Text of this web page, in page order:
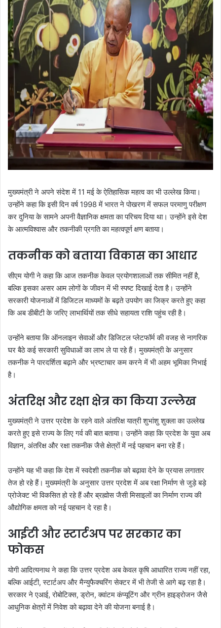
मुख्यमंत्री ने अपने संदेश में 11 मई के ऐतिहासिक महत्व का भी उल्लेख किया।
उन्होंने कहा कि इसी दिन वर्ष 1998 में भारत ने पोखरण में सफल परमाणु परीक्षण
कर दुनिया के सामने अपनी वैज्ञानिक क्षमता का परिचय दिया था। उन्होंने इसे देश
के आत्मविश्वास और तकनीकी प्रगति का महत्वपूर्ण क्षण बताया।
तकनीक को बताया विकास का आधार
सीएम योगी ने कहा कि आज तकनीक केवल प्रयोगशालाओं तक सीमित नहीं है,
बल्कि इसका असर आम लोगों के जीवन में भी स्पष्ट दिखाई देता है। उन्होंने
सरकारी योजनाओं में डिजिटल माध्यमों के बढ़ते उपयोग का जिक्र करते हुए कहा
कि अब डीबीटी के जरिए लाभार्थियों तक सीधे सहायता राशि पहुंच रही है।
उन्होंने बताया कि ऑनलाइन सेवाओं और डिजिटल प्लेटफॉर्म की वजह से नागरिक
घर बैठे कई सरकारी सुविधाओं का लाभ ले पा रहे हैं। मुख्यमंत्री के अनुसार
तकनीक ने पारदर्शिता बढ़ाने और भ्रष्टाचार कम करने में भी अहम भूमिका निभाई
है।
अंतरिक्ष और रक्षा क्षेत्र का किया उल्लेख
मुख्यमंत्री ने उत्तर प्रदेश के रहने वाले अंतरिक्ष यात्री शुभांशु शुक्ला का उल्लेख
करते हुए इसे राज्य के लिए गर्व की बात बताया। उन्होंने कहा कि प्रदेश के युवा अब
विज्ञान, अंतरिक्ष और रक्षा तकनीक जैसे क्षेत्रों में नई पहचान बना रहे हैं।
उन्होंने यह भी कहा कि देश में स्वदेशी तकनीक को बढ़ावा देने के प्रयास लगातार
तेज हो रहे हैं। मुख्यमंत्री के अनुसार उत्तर प्रदेश में अब रक्षा निर्माण से जुड़े बड़े
प्रोजेक्ट भी विकसित हो रहे हैं और ब्रह्मोस जैसी मिसाइलों का निर्माण राज्य की
औद्योगिक क्षमता को नई पहचान दे रहा है।
आईटी और स्टार्टअप पर सरकार का
फोकस
योगी आदित्यनाथ ने कहा कि उत्तर प्रदेश अब केवल कृषि आधारित राज्य नहीं रहा,
बल्कि आईटी, स्टार्टअप और मैन्युफैक्चरिंग सेक्टर में भी तेजी से आगे बढ़ रहा है।
सरकार ने एआई, रोबोटिक्स, ड्रोन, क्वांटम कंप्यूटिंग और ग्रीन हाइड्रोजन जैसे
आधुनिक क्षेत्रों में निवेश को बढ़ावा देने की योजना बनाई है।